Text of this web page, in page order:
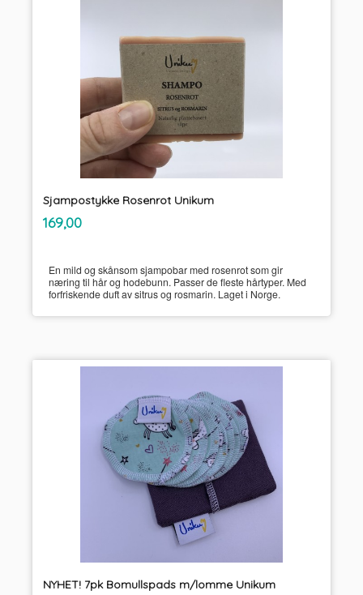
Sjampostykke Rosenrot Unikum
Pris
169,00mva.
En mild og skånsom sjampobar med rosenrot som gir
næring til hår og hodebunn. Passer de fleste hårtyper. Med
forfriskende duft av sitrus og rosmarin. Laget i Norge.
NYHET! 7pk Bomullspads m/lomme Unikum